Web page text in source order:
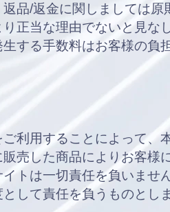
品/返金に関しましては
り正当な理由でないと見
する手数料はお客様の負
利用することによって、
売した商品によりお客様
トは一切責任を負いま
して責任を負うものとし